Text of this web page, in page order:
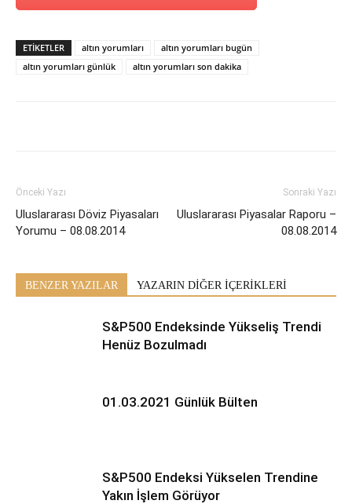
ETİKETLER altın yorumları
altın yorumları bugün
altın yorumları günlük
altın yorumları son dakika
Önceki Yazı
Uluslararası Döviz Piyasaları
Yorumu – 08.08.2014
Sonraki Yazı
Uluslararası Piyasalar Raporu –
08.08.2014
BENZER YAZILAR YAZARIN DİĞER İÇERİKLERİ
S&P500 Endeksinde Yükseliş Trendi
Henüz Bozulmadı
01.03.2021 Günlük Bülten
S&P500 Endeksi Yükselen Trendine
Yakın İşlem Görüyor